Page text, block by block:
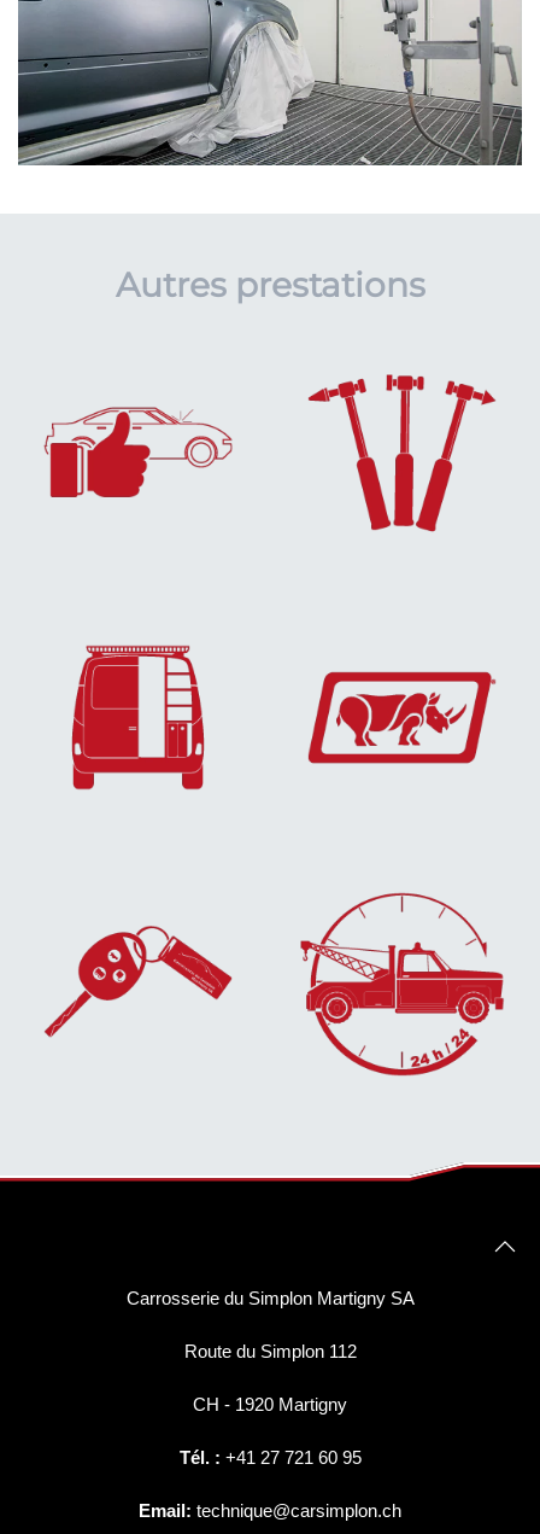
Autres prestations
EN SAVOIR
EN SAVOIR
PLUS...
PLUS...
EN SAVOIR
PLUS...
EN SAVOIR
Carrosserie du Simplon Martigny SA
Route du Simplon 112
CH - 1920 Martigny
Tél. : +41 27 721 60 95
Email: technique@carsimplon.ch